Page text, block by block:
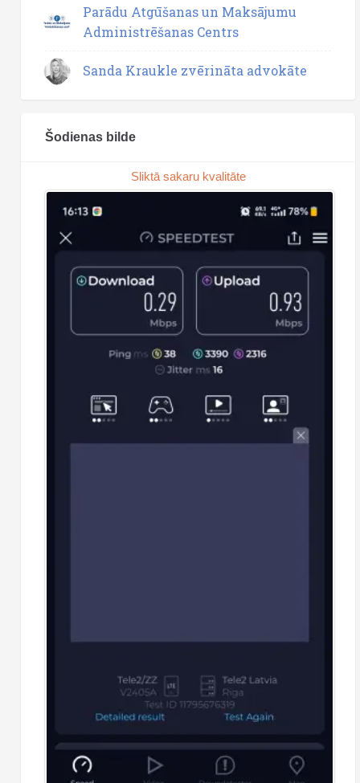
Parādu Atgūšanas un Maksājumu
Administrēšanas Centrs
Sanda Kraukle zvērināta advokāte
Šodienas bilde
Sliktā sakaru kvalitāte